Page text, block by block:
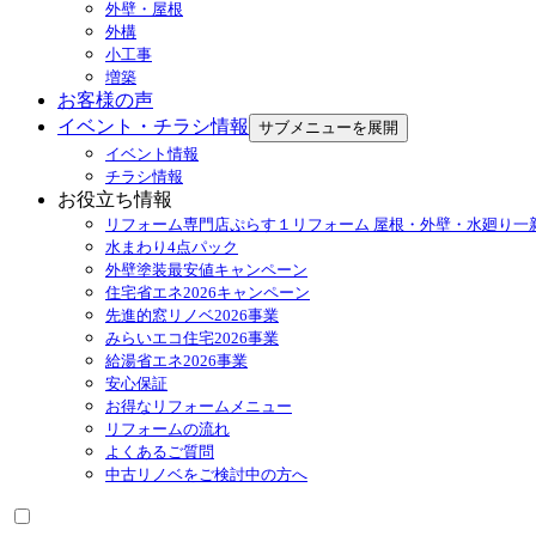
外壁・屋根
外構
小工事
増築
お客様の声
イベント・チラシ情報
サブメニューを展開
イベント情報
チラシ情報
お役立ち情報
リフォーム専門店ぷらす１リフォーム 屋根・外壁・水廻り一
水まわり4点パック
外壁塗装最安値キャンペーン
住宅省エネ2026キャンペーン
先進的窓リノベ2026事業
みらいエコ住宅2026事業
給湯省エネ2026事業
安心保証
お得なリフォームメニュー
リフォームの流れ
よくあるご質問
中古リノベをご検討中の方へ